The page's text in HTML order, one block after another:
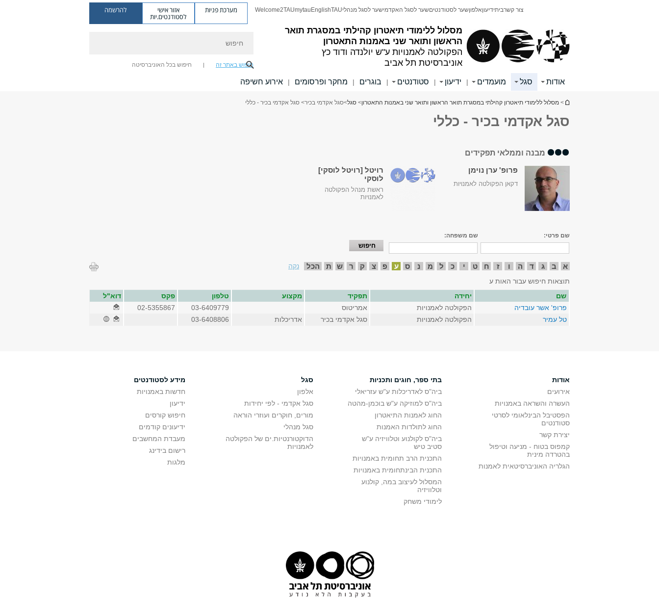
מסלול ללימודי תיאטרון קהילתי במסגרת תואר
הראשון ותואר שני באמנות התאטרון
הפקולטה לאמנויות ע"ש יולנדה ודוד כץ
אוניברסיטת תל אביב
צור קשרביתידיעוןאלפוןשער לסטודנטיםשער לסגל האקדמישער לסגל מנהליTAU
English
mytau
Welcome2TAU מערכת פניות אזור אישי
לסטודנטים.יות
להרשמה
חיפוש באתר זה חיפוש בכל האוניברסיטה
אודות סגל מועמדים | ידיעון | סטודנטים | בוגרים | מחקר ופרסומים | אירוע חשיפה
הינך נמצא כאן
> מסלול ללימודי תיאטרון קהילתי במסגרת תואר הראשון ותואר שני באמנות התאטרון> סגל>סגל אקדמי בכיר> סגל אקדמי בכיר - כללי
סגל אקדמי בכיר - כללי
מבנה וממלאי תפקידים
פרופ' ערן נוימן
דקאן הפקולטה לאמנויות
רויטל [רויטל לוסקי]
לוסקי
ראשת מנהל הפקולטה
לאמנויות
שם פרטי: שם משפחה:
א ב ג ד ה ו ז ח ט י כ ל מ נ ס ע פ צ ק ר ש ת הכל
נקה
תוצאות חיפוש עבור האות ע
שם
יחידה תפקיד מקצוע טלפון פקס
דוא"ל
פרופ' אשר עובדיה
הפקולטה לאמנויות אמריטוס 03-6409779
02-5355867
טל עמיר
הפקולטה לאמנויות סגל אקדמי בכיר אדריכלות 03-6408806
אודות
אירועים
העשרה והשראה באמנויות
הפסטיבל הבינלאומי לסרטי
סטודנטים
יצירת קשר
קמפוס בטוח - מניעה וטיפול
בהטרדה מינית
הגלריה האוניברסיטאית לאמנות
בתי ספר, חוגים ותכניות
ביה"ס לאדריכלות ע"ש עזריאלי
ביה"ס למוזיקה ע"ש בוכמן-מהטה
החוג לאמנות התיאטרון
החוג לתולדות האמנות
ביה"ס לקולנוע וטלוויזיה ע"ש
סטיב טיש
התכנית הרב תחומית באמנויות
התכנית הבינתחומית באמנויות
המסלול לעיצוב במה, קולנוע
וטלוויזיה
לימודי משחק
סגל
אלפון
סגל אקדמי - לפי יחידות
מורים, חוקרים ועוזרי הוראה
סגל מנהלי
הדוקטורנטיות.ים של הפקולטה
לאמנויות
מידע לסטודנטים
חדשות באמנויות
ידיעון
חיפוש קורסים
ידיעונים קודמים
מעבדת המחשבים
רישום בידינג
מלגות